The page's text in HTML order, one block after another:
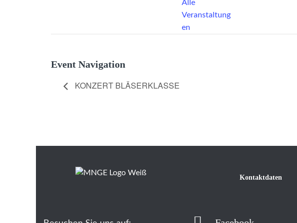
Alle
Veranstaltung
en
Event Navigation
KONZERT BLÄSERKLASSE
Kontaktdaten